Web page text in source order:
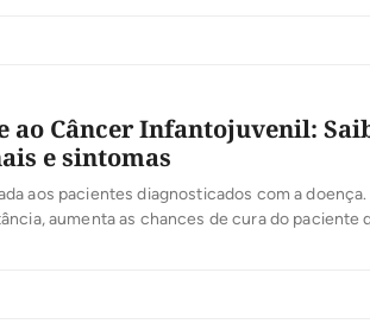
ao Câncer Infantojuvenil:
e sintomas
aos pacientes diagnosticados com a
aumenta as chances de cura do paciente